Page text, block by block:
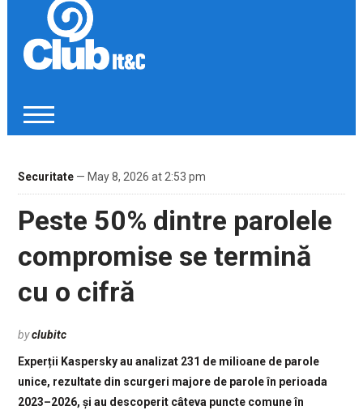
Securitate— May 8, 2026 at 2:53 pm
Peste 50% dintre parolele
compromise se termină
cu o cifră
byclubitc
Experții Kaspersky au analizat 231 de milioane de parole
unice, rezultate din scurgeri majore de parole în perioada
2023–2026, și au descoperit câteva puncte comune în